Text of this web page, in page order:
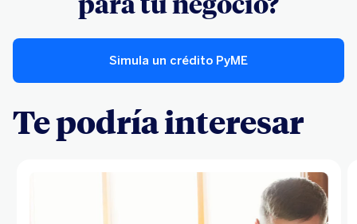
Simula un crédito PyME
Te podría interesar